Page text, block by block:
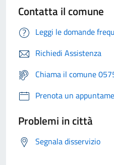
Contatta il comune
Leggi le domande
Richiedi Assistenza
Chiama il comune
Prenota un
Problemi in città
Segnala disservizio